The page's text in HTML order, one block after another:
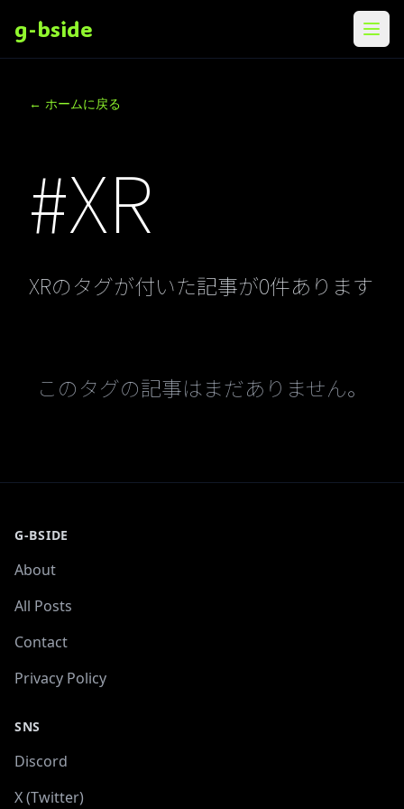
g-bside メニ
← ホームに戻る
#XR
XRのタグが付いた記事が0件あります
このタグの記事はまだありません。
G-BSIDE
About
All Posts
Contact
Privacy Policy
SNS
Discord
X (Twitter)